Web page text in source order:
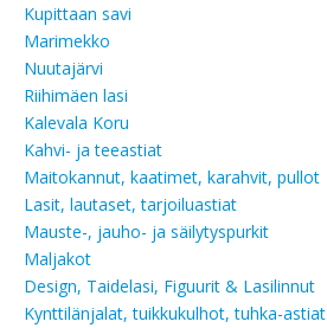
Kupittaan savi
Marimekko
Nuutajärvi
Riihimäen lasi
Kalevala Koru
Kahvi- ja teeastiat
Maitokannut, kaatimet, karahvit, pullot
Lasit, lautaset, tarjoiluastiat
Mauste-, jauho- ja säilytyspurkit
Maljakot
Design, Taidelasi, Figuurit & Lasilinnut
Kynttilänjalat, tuikkukulhot, tuhka-astiat